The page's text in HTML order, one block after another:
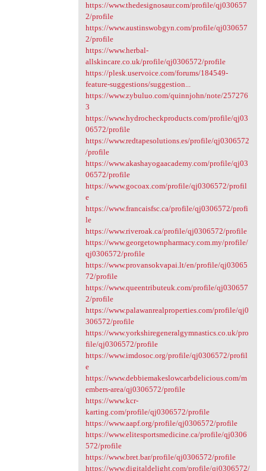
https://www.thedesignosaur.com/profile/qj030657
2/profile
https://www.austinswobgyn.com/profile/qj030657
2/profile
https://www.herbal-
allskincare.co.uk/profile/qj0306572/profile
https://plesk.uservoice.com/forums/184549-
feature-suggestions/suggestion...
https://www.zybuluo.com/quinnjohn/note/257276
3
https://www.hydrocheckproducts.com/profile/qj03
06572/profile
https://www.redtapesolutions.es/profile/qj0306572
/profile
https://www.akashayogaacademy.com/profile/qj03
06572/profile
https://www.gocoax.com/profile/qj0306572/profil
e
https://www.francaisfsc.ca/profile/qj0306572/profi
le
https://www.riveroak.ca/profile/qj0306572/profile
https://www.georgetownpharmacy.com.my/profile/
qj0306572/profile
https://www.provansokvapai.lt/en/profile/qj03065
72/profile
https://www.queentributeuk.com/profile/qj030657
2/profile
https://www.palawanrealproperties.com/profile/qj0
306572/profile
https://www.yorkshiregeneralgymnastics.co.uk/pro
file/qj0306572/profile
https://www.imdosoc.org/profile/qj0306572/profil
e
https://www.debbiemakeslowcarbdelicious.com/m
embers-area/qj0306572/profile
https://www.kcr-
karting.com/profile/qj0306572/profile
https://www.aapf.org/profile/qj0306572/profile
https://www.elitesportsmedicine.ca/profile/qj0306
572/profile
https://www.bret.bar/profile/qj0306572/profile
https://www.digitaldelight.com/profile/qj0306572/